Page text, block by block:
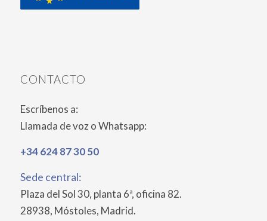
CONTACTO
Escríbenos a:
Llamada de voz o Whatsapp:
+34 624 87 30 50
Sede central:
Plaza del Sol 30, planta 6ª, oficina 82.
28938, Móstoles, Madrid.